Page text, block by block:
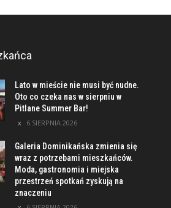
Lato w mieście nie musi być nudne.
Oto co czeka nas w sierpniu w
Pitlane Summer Bar!
6 SIERPNIA 2026
Galeria Dominikańska zmienia się
wraz z potrzebami mieszkańców.
Moda, gastronomia i miejska
przestrzeń spotkań zyskują na
znaczeniu